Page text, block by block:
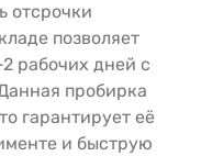
отсрочки
позволяет
рабочих дней с
пробирка
гарантирует её
и быструю